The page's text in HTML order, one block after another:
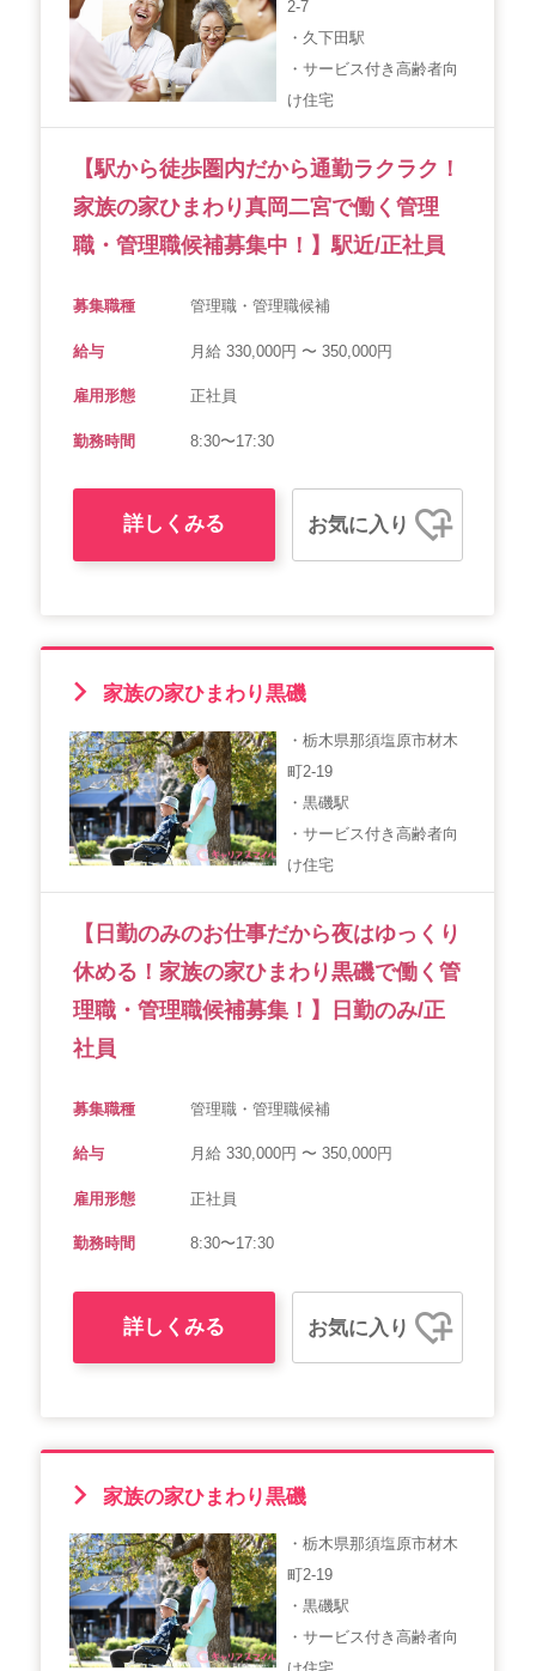
2-7
・久下田駅
・サービス付き高齢者向
け住宅
【駅から徒歩圏内だから通勤ラクラク！
家族の家ひまわり真岡二宮で働く管理
職・管理職候補募集中！】駅近/正社員
募集職種 管理職・管理職候補
給与 月給 330,000円 〜 350,000円
雇用形態 正社員
勤務時間 8:30〜17:30
詳しくみる お気に入り
家族の家ひまわり黒磯
・栃木県那須塩原市材木
町2-19
・黒磯駅
・サービス付き高齢者向
け住宅
【日勤のみのお仕事だから夜はゆっくり
休める！家族の家ひまわり黒磯で働く管
理職・管理職候補募集！】日勤のみ/正
社員
募集職種 管理職・管理職候補
給与 月給 330,000円 〜 350,000円
雇用形態 正社員
勤務時間 8:30〜17:30
詳しくみる お気に入り
家族の家ひまわり黒磯
・栃木県那須塩原市材木
町2-19
・黒磯駅
・サービス付き高齢者向